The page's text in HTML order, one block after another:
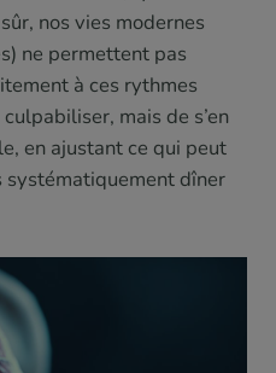
nos vies modernes
ne permettent pas
à ces rythmes
mais de s’en
en ajustant ce qui peut
systématiquement dîner